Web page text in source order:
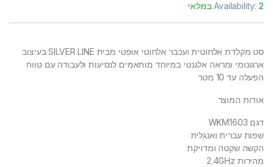
Availability: 2 במלאי
סט מקלדת אלחוטית ועכבר אלחוטי אופטי מבית SILVER LINE בעיצוב
ארגונומי ומראה אלגנטי במיוחד מותאמים לנסיעות ולעבודה עם טווח
הפעלה עד 10 מטר
אודות המוצר
דגם WKM1603
שפות עברית ואנגלית
הקשה שקטה ומדויקת
מהירות 2.4GHz